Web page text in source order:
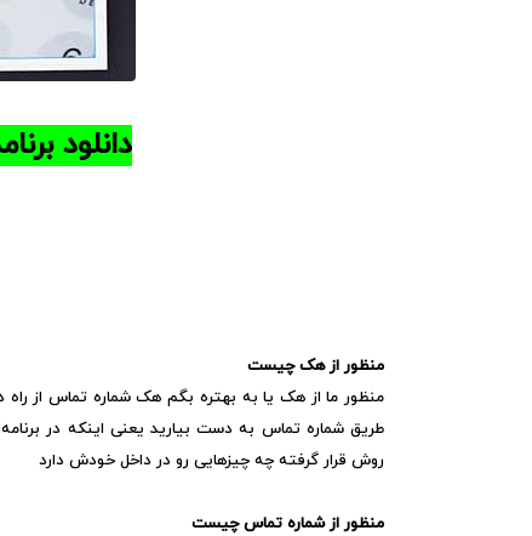
دانلود
منظور از هک چیست
منظور ما از هک یا به بهتره بگم هک شماره تماس از
طریق شماره تماس به دست بیارید یعنی اینکه در
روش قرار گرفته چه چیزهایی رو در داخل خودش دارد
منظور از شماره تماس چیست